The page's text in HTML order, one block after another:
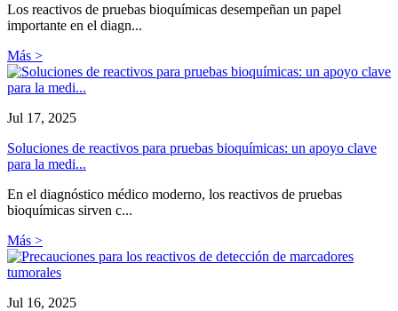
Los reactivos de pruebas bioquímicas desempeñan un papel
importante en el diagn...
Más >
Jul 17, 2025
Soluciones de reactivos para pruebas bioquímicas: un apoyo clave
para la medi...
En el diagnóstico médico moderno, los reactivos de pruebas
bioquímicas sirven c...
Más >
Jul 16, 2025